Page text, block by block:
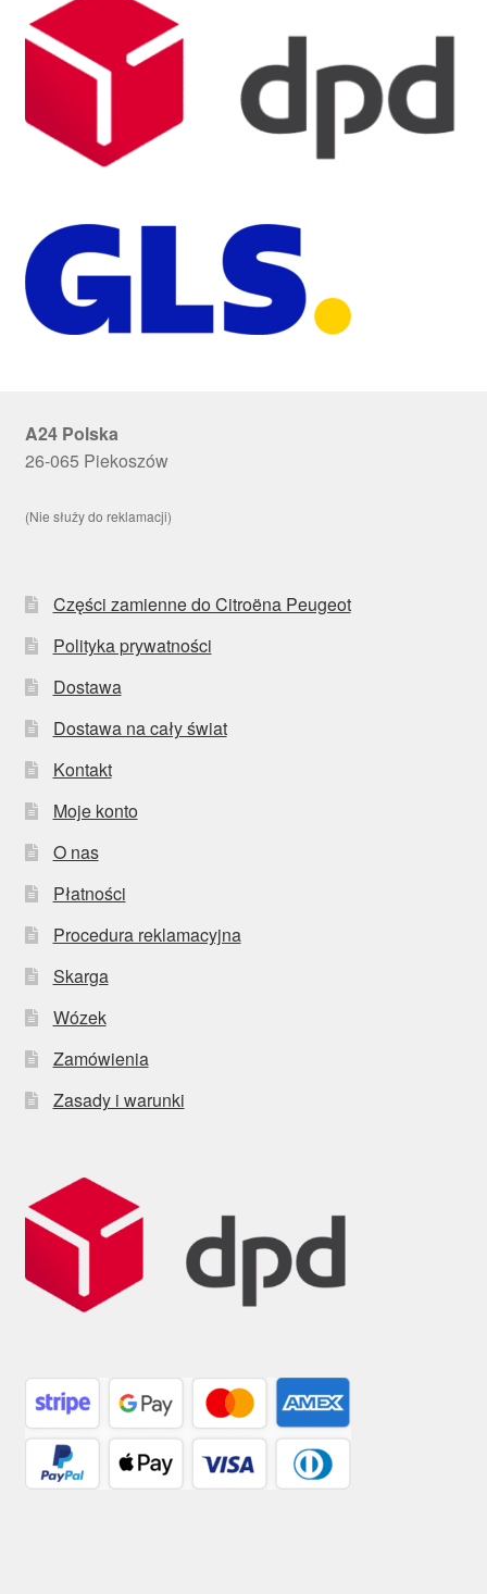
A24 Polska
26-065 Piekoszów
(Nie służy do reklamacji)
Części zamienne do Citroëna Peugeot
Polityka prywatności
Dostawa
Dostawa na cały świat
Kontakt
Moje konto
O nas
Płatności
Procedura reklamacyjna
Skarga
Wózek
Zamówienia
Zasady i warunki